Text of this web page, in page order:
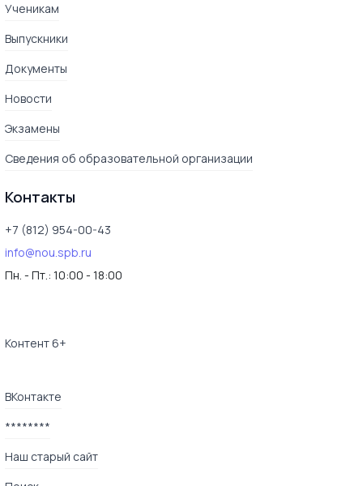
Ученикам
Выпускники
Документы
Новости
Экзамены
Сведения об образовательной организации
Контакты
+7 (812) 954-00-43
info@nou.spb.ru
Пн. - Пт.: 10:00 - 18:00
Контент 6+
ВКонтакте
********
Наш старый сайт